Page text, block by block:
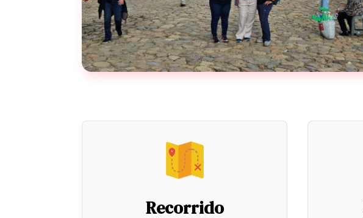
Recorrido